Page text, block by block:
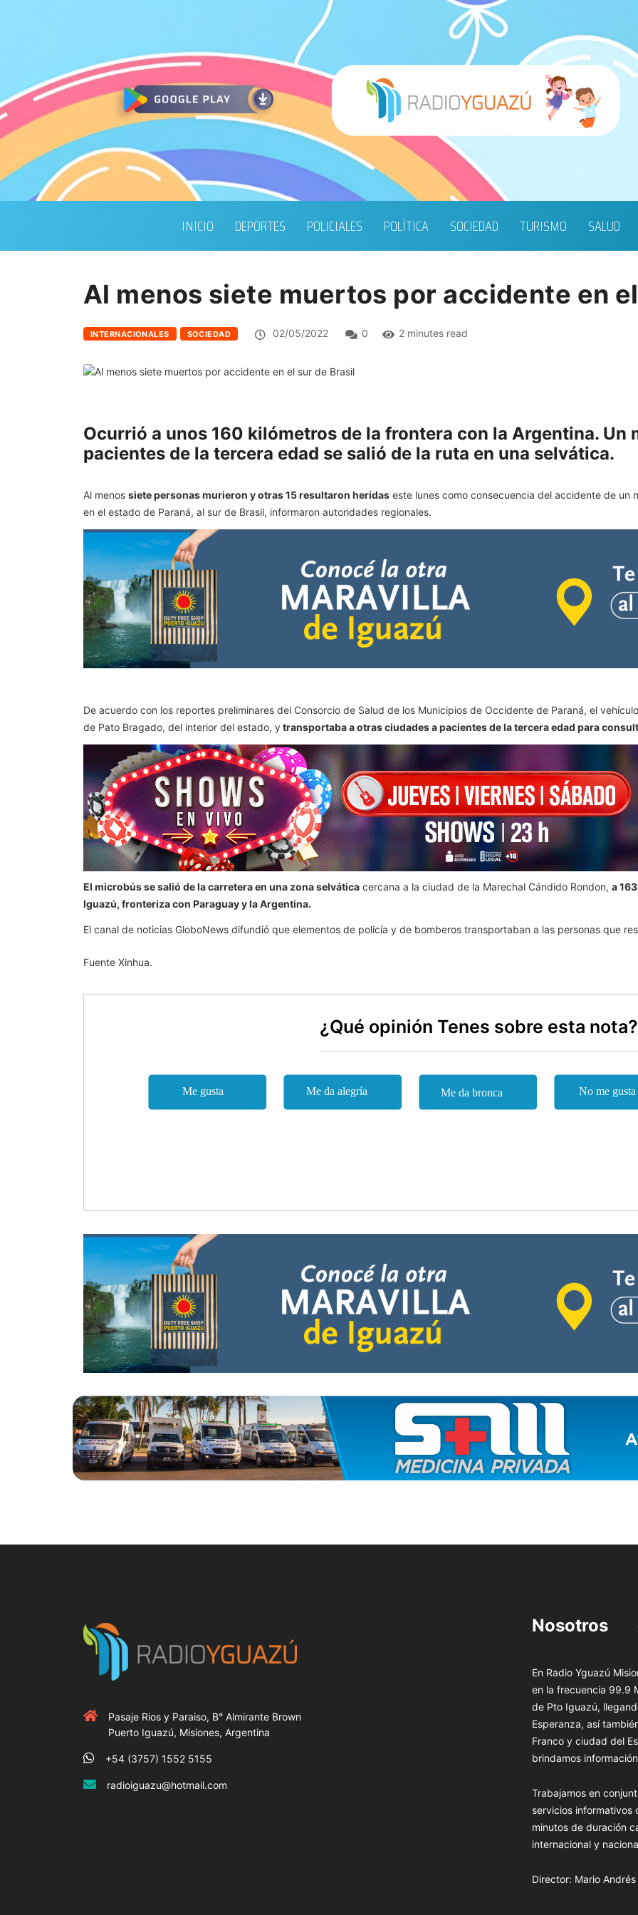
INICIO DEPORTES POLICIALES POLÍTICA SOCIEDAD TURISMO SALUD
Al menos siete muertos por accidente en
INTERNACIONALES SOCIEDAD 02/05/2022 0 2 minutes read
Ocurrió a unos 160 kilómetros de la frontera con la Argentina. Un
pacientes de la tercera edad se salió de la ruta en una selvática.
Al menos siete personas murieron y otras 15 resultaron heridas este lunes como consecuencia del accidente de
en el estado de Paraná, al sur de Brasil, informaron autoridades regionales.
De acuerdo con los reportes preliminares del Consorcio de Salud de los Municipios de Occidente de Paraná, el
de Pato Bragado, del interior del estado, ytransportaba a otras ciudades a pacientes de la tercera edad para
El microbús se salió de la carretera en una zona selvática cercana a la ciudad de la Marechal Cándido Rondon, a
Iguazú, fronteriza con Paraguay y la Argentina.
El canal de noticias GloboNews difundió que elementos de policía y de bomberos transportaban a las personas que
Fuente Xinhua.
¿Qué opinión Tenes sobre esta nota?
Pasaje Rios y Paraiso, B° Almirante Brown
Puerto Iguazú, Misiones, Argentina
+54 (3757) 1552 5155
radioiguazu@hotmail.com
Nosotros
En Radio Yguazú
en la frecuencia 99.9
de Pto Iguazú,
Esperanza, así
Franco y ciudad del
brindamos
Trabajamos en
servicios informativos
minutos de duración
internacional y
Director: Mario